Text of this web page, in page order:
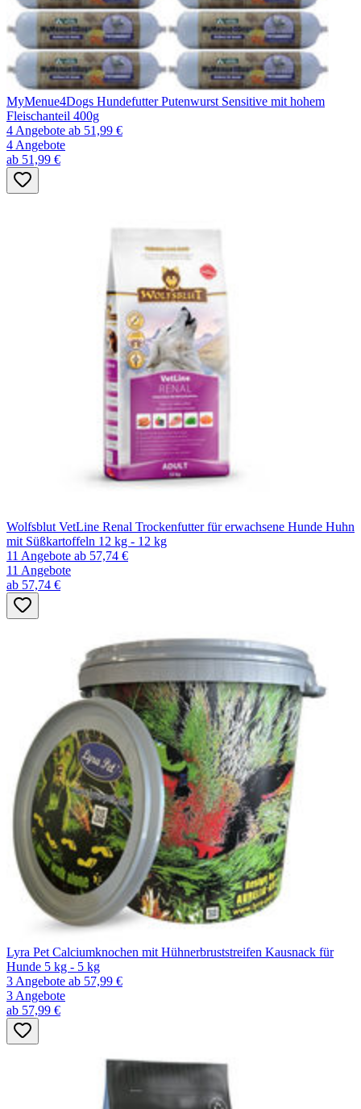
MyMenue4Dogs Hundefutter Putenwurst Sensitive mit hohem
Fleischanteil 400g
4 Angebote ab 51,99 €
4 Angebote
ab 51,99 €
Wolfsblut VetLine Renal Trockenfutter für erwachsene Hunde Huhn
mit Süßkartoffeln 12 kg - 12 kg
11 Angebote ab 57,74 €
11 Angebote
ab 57,74 €
Lyra Pet Calciumknochen mit Hühnerbruststreifen Kausnack für
Hunde 5 kg - 5 kg
3 Angebote ab 57,99 €
3 Angebote
ab 57,99 €